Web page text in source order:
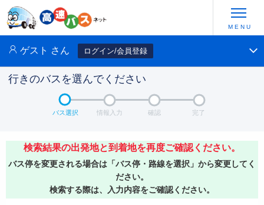
ゲスト さん ログイン/会員登録
行きのバスを選んでください
バス選択 情報入力 確認 完了
検索結果の出発地と到着地を再度ご確認ください。
バス停を変更される場合は「バス停・路線を選択」から変更してく
ださい。
検索する際は、入力内容をご確認ください。